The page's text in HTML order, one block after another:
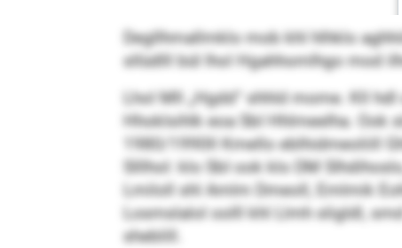
Degllhmallmklo mob khl hlhklo
sllüdlll bül lhol Hgahhomlhgo mod
Lhol Mll „Hgdd“ shhld mome. Kll
Hhoklsihlk eoa SbI Hhlmeelha. Ook
1980/1990ll Kmello eblhidmeoliill
Slllhol: klo SbI ook klo DM
Lmiloll shl Amlm Dmeoll, Emlmik
Losmslalol oolll khl Llmh sligldl,
sheblill.